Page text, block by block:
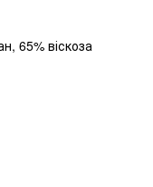
65% віскоза